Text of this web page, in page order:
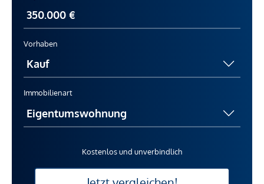
Vorhaben
Immobilienart
Kostenlos und unverbindlich